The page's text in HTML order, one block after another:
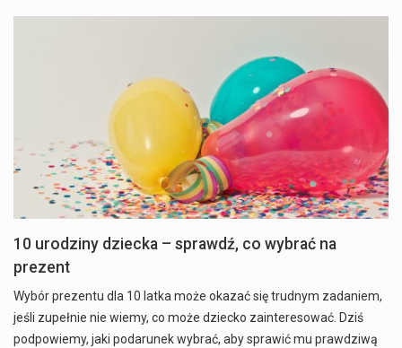
10 urodziny dziecka – sprawdź, co wybrać na
prezent
Wybór prezentu dla 10 latka może okazać się trudnym zadaniem,
jeśli zupełnie nie wiemy, co może dziecko zainteresować. Dziś
podpowiemy, jaki podarunek wybrać, aby sprawić mu prawdziwą